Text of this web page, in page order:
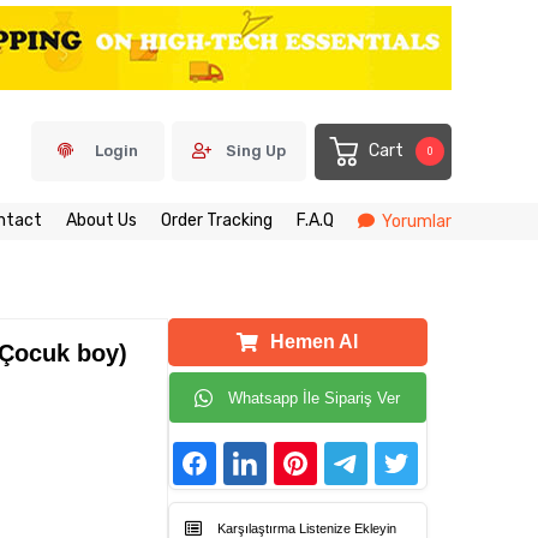
Login Sing Up Cart 0
About Us Order Tracking F.A.Q Yorumlar
boy) Hemen Al
Whatsapp İle Sipariş Ver
Karşılaştırma Listenize Ekleyin